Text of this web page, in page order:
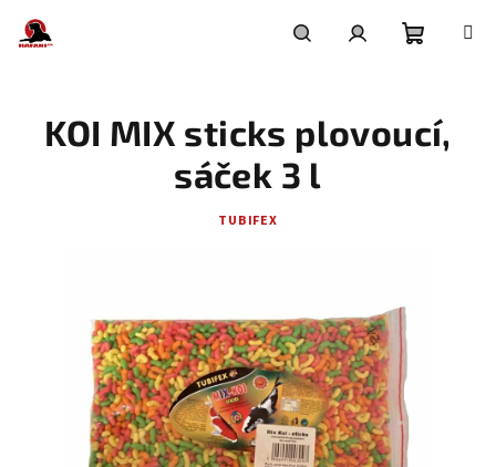
obsah
košík
KOI MIX sticks plovoucí,
sáček 3 l
TUBIFEX